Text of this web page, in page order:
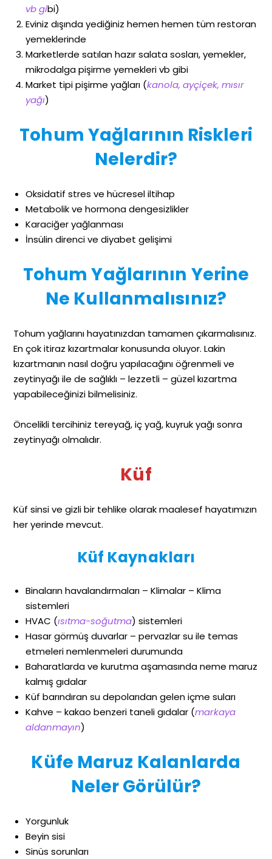
vb gibi)
Eviniz dışında yediğiniz hemen hemen tüm restoran
yemeklerinde
Marketlerde satılan hazır salata sosları, yemekler,
mikrodalga pişirme yemekleri vb gibi
Market tipi pişirme yağları (kanola, ayçiçek, mısır
yağı)
Tohum Yağlarının Riskleri
Nelerdir?
Oksidatif stres ve hücresel iltihap
Metabolik ve hormona dengesizlikler
Karaciğer yağlanması
İnsülin direnci ve diyabet gelişimi
Tohum Yağlarının Yerine
Ne Kullanmalısınız?
Tohum yağlarını hayatınızdan tamamen çıkarmalısınız.
En çok itiraz kızartmalar konusunda oluyor. Lakin
kızartmanın nasıl doğru yapılacağını öğrenmeli ve
zeytinyağı ile de sağlıklı – lezzetli – güzel kızartma
yapabileceğinizi bilmelisiniz.
Öncelikli tercihiniz tereyağ, iç yağ, kuyruk yağı sonra
zeytinyağı olmalıdır.
Küf
Küf sinsi ve gizli bir tehlike olarak maalesef hayatımızın
her yerinde mevcut.
Küf Kaynakları
Binaların havalandırmaları – Klimalar – Klima
sistemleri
HVAC (ısıtma-soğutma) sistemleri
Hasar görmüş duvarlar – pervazlar su ile temas
etmeleri nemlenmeleri durumunda
Baharatlarda ve kurutma aşamasında neme maruz
kalmış gıdalar
Küf barındıran su depolarıdan gelen içme suları
Kahve – kakao benzeri taneli gıdalar (markaya
aldanmayın)
Küfe Maruz Kalanlarda
Neler Görülür?
Yorgunluk
Beyin sisi
Sinüs sorunları